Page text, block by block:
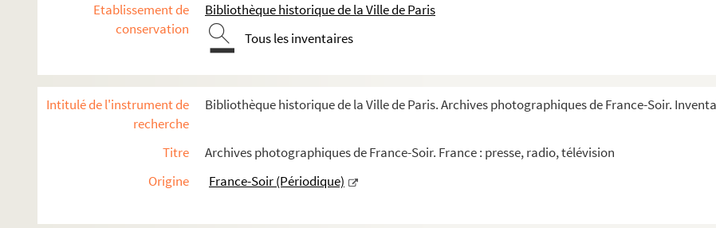
Etablissement de
conservation
Bibliothèque historique de la Ville de Paris
Tous les inventaires
Intitulé de l'instrument de
recherche
Bibliothèque historique de la Ville de Paris. Archives photographiques de France-Soir.
Titre
Archives photographiques de France-Soir. France : presse, radio, télévision
Origine
France-Soir (Périodique)
Desjardins Charles
De Seynes
Desplanches, Julien
Desselles, Lucienne
Desvaux, Marcel
Didier, Carine